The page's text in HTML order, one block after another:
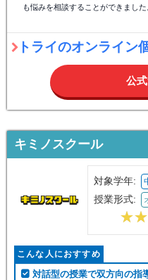
も悩みを相談することができました
トライのオンライン
公
キミノスクール
対象学年:
授業形式:
こんな人におすすめ
対話型の授業で双方向の指